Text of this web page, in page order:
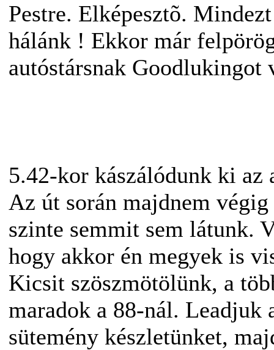
Pestre. Elképesztõ.
hálánk ! Ekkor már
autóstársnak Goodlukingot
5.42-kor kászálódunk ki az
Az út során majdnem
szinte semmit sem látunk.
hogy akkor én megyek is
Kicsit szöszmötölünk, a
maradok a 88-nál.
sütemény készletünket,